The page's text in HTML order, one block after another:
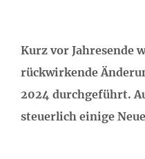
Kurz vor Jahresende
rückwirkende
2024 durchgeführt.
steuerlich einige